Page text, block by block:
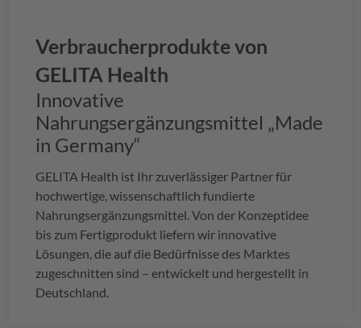
Verbraucherprodukte von
GELITA Health
Innovative
Nahrungsergänzungsmittel „Made
in Germany“
GELITA Health ist Ihr zuverlässiger Partner für
hochwertige, wissenschaftlich fundierte
Nahrungsergänzungsmittel. Von der Konzeptidee
bis zum Fertigprodukt liefern wir innovative
Lösungen, die auf die Bedürfnisse des Marktes
zugeschnitten sind – entwickelt und hergestellt in
Deutschland.